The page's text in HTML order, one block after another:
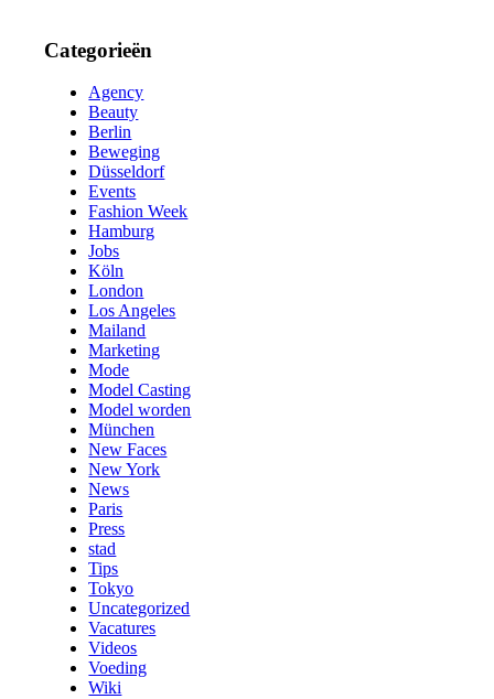
Categorieën
Agency
Beauty
Berlin
Beweging
Düsseldorf
Events
Fashion Week
Hamburg
Jobs
Köln
London
Los Angeles
Mailand
Marketing
Mode
Model Casting
Model worden
München
New Faces
New York
News
Paris
Press
stad
Tips
Tokyo
Uncategorized
Vacatures
Videos
Voeding
Wiki